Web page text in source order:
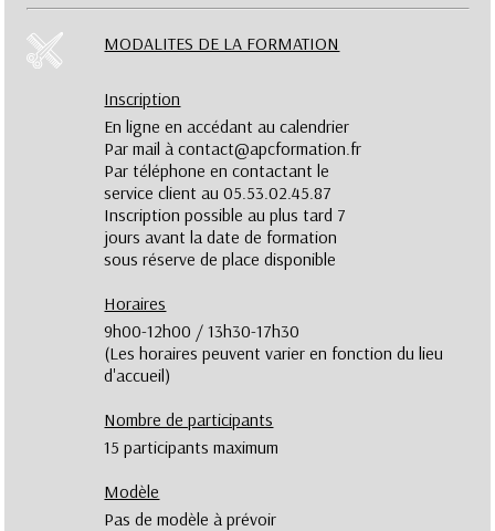
MODALITES DE LA FORMATION
Inscription
En ligne en accédant au calendrier
Par mail à contact@apcformation.fr
Par téléphone en contactant le
service client au 05.53.02.45.87
Inscription possible au plus tard 7
jours avant la date de formation
sous réserve de place disponible
Horaires
9h00-12h00 / 13h30-17h30
(Les horaires peuvent varier en fonction du lieu
d'accueil)
Nombre de participants
15 participants maximum
Modèle
Pas de modèle à prévoir